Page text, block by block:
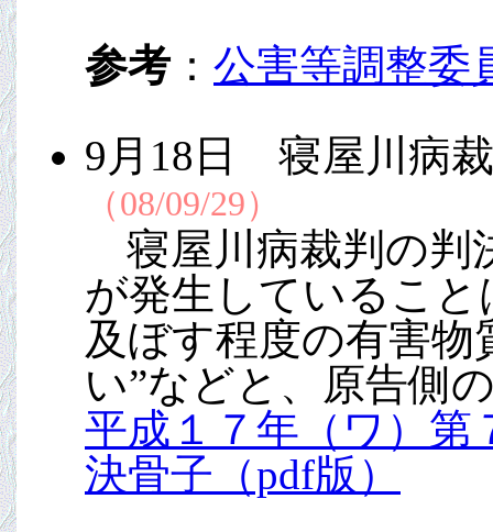
参考： 公害等調整委
9月18日 寝屋川病
（08/09/29）
寝屋川病裁判の判
が発生しているこ
及ぼす程度の有害
い”などと、原告側
平成１７年（ワ）
決骨子（pdf版）